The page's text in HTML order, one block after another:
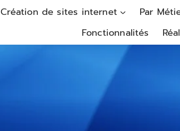
Création de sites internet Par
Fonctionnalités